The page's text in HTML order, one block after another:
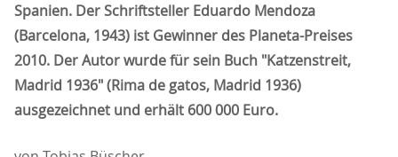
Spanien. Der Schriftsteller Eduardo Mendoza
(Barcelona, 1943) ist Gewinner des Planeta-Preises
2010. Der Autor wurde für sein Buch "Katzenstreit,
Madrid 1936" (Rima de gatos, Madrid 1936)
ausgezeichnet und erhält 600 000 Euro.